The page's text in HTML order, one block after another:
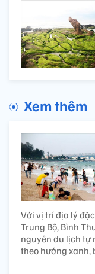
Xem thêm
Với vị trí địa lý
Trung Bộ, Bình
nguyên du lịch tự
theo hướng xanh,